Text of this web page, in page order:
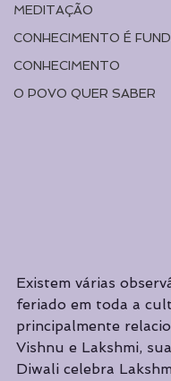
MEDITAÇÃO
CONHECIMENTO É
CONHECIMENTO
O POVO QUER SABER
Existem várias
feriado em toda a
principalmente
Vishnu e Lakshmi,
Diwali celebra